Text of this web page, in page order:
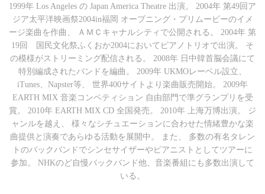
1999年 Los Angeles の Japan America Theatre 出演。 2004年 第49回ア
ジア太平洋映画祭2004in福岡 オープニング・プリムービーのイメ
ージ楽曲を作曲、 ＡＭＣキャナルシティで公開される。 2004年 第
19回 国民文化祭ふくおか2004においてピアノトリオで出演。 そ
の模様がストリーミング配信される。 2008年 日中韓首脳会議にて
特別編成されたバンドを編曲。 2009年 UKMOレーベル設立、
iTunes、Napster等、 世界400サイトより楽曲販売開始。 2009年
EARTH MIX 音楽コンペティション 自由部門で準グランプリを受
賞。 2010年 EARTH MIX CD 全国発売。 2010年 上海万博出演。 ジ
ャンルを越え、 様々なシチュエーションに合わせた情緒豊かな楽
曲提供と演奏であらゆる活動を展開中。 また、 多数の有名タレン
トのバックバンドでシンセサイザーやピアニストとしてツアーに
参加。 NHKのど自慢バックバンド他、音楽番組にも多数出演して
いる。